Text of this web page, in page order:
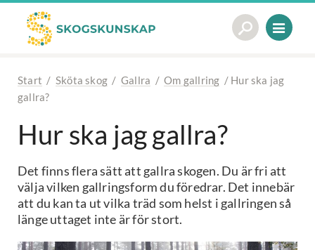
Start / Sköta skog / Gallra / Om gallring / Hur ska jag
gallra?
Hur ska jag gallra?
Det finns flera sätt att gallra skogen. Du är fri att
välja vilken gallringsform du föredrar. Det innebär
att du kan ta ut vilka träd som helst i gallringen så
länge uttaget inte är för stort.